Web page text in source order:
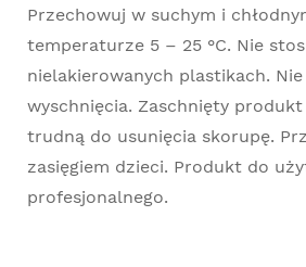
Przechowuj w suchym i
temperaturze 5 – 25 °C. Nie
nielakierowanych plastikach.
wyschnięcia. Zaschnięty
trudną do usunięcia skorupę.
zasięgiem dzieci. Produkt do
profesjonalnego.